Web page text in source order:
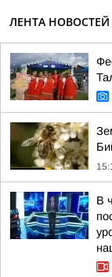
ЛЕНТА НОВОСТЕЙ
В